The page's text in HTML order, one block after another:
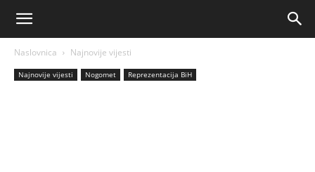
Naslovnica Najnovije vijesti
Najnovije vijesti Nogomet Reprezentacija BiH